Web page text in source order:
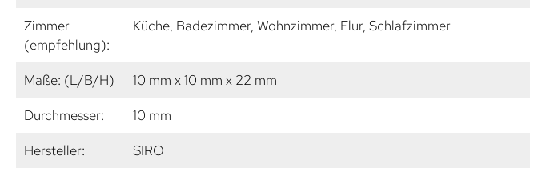
Zimmer
(empfehlung):
Küche, Badezimmer, Wohnzimmer, Flur, Schlafzimmer
Maße: (L/B/H)
10 mm x 10 mm x 22 mm
Durchmesser:
10 mm
Hersteller:
SIRO